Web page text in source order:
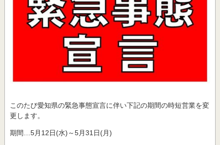
このたび愛知県の緊急事態宣言に伴い下記の期間の時短営業を変
更します。
期間…5月12日(水)～5月31日(月)